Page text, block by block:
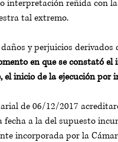
interpretación reñida con
tal extremo.
y perjuicios
en que se constató
el inicio de la ejecución por
de 06/12/2017
fecha a la del supuesto
incorporada por la